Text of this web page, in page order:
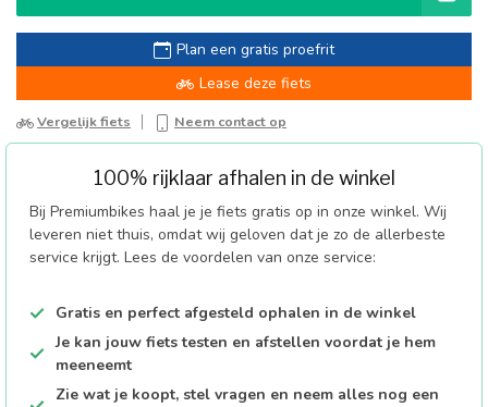
Plan een gratis proefrit
Lease deze fiets
Vergelijk fiets Neem contact op
100% rijklaar afhalen in de winkel
Bij Premiumbikes haal je je fiets gratis op in onze winkel. Wij
leveren niet thuis, omdat wij geloven dat je zo de allerbeste
service krijgt. Lees de voordelen van onze service:
Gratis en perfect afgesteld ophalen in de winkel
Je kan jouw fiets testen en afstellen voordat je hem
meeneemt
Zie wat je koopt, stel vragen en neem alles nog een